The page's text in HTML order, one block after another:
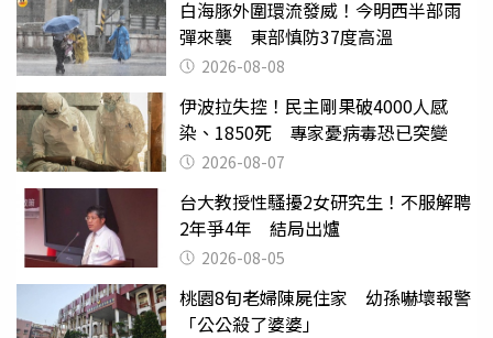
白海豚外圍環流發威！今明西半部雨
彈來襲 東部慎防37度高溫
2026-08-08
伊波拉失控！民主剛果破4000人感
染、1850死 專家憂病毒恐已突變
2026-08-07
台大教授性騷擾2女研究生！不服解聘
2年爭4年 結局出爐
2026-08-05
桃園8旬老婦陳屍住家 幼孫嚇壞報警
「公公殺了婆婆」